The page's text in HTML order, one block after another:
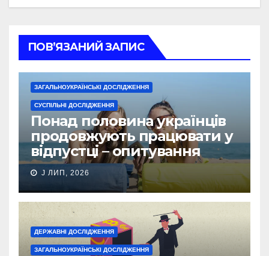
ПОВ’ЯЗАНИЙ ЗАПИС
ЗАГАЛЬНОУКРАЇНСЬКІ ДОСЛІДЖЕННЯ
СУСПІЛЬНІ ДОСЛІДЖЕННЯ
Понад половина українців
продовжують працювати у
відпустці – опитування
J ЛИП, 2026
ДЕРЖАВНІ ДОСЛІДЖЕННЯ
ЗАГАЛЬНОУКРАЇНСЬКІ ДОСЛІДЖЕННЯ